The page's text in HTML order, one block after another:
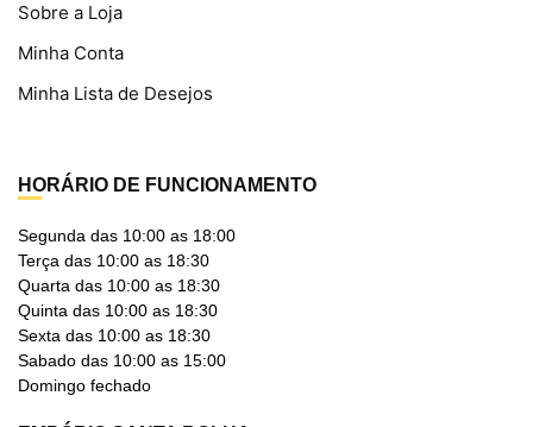
Sobre a Loja
Minha Conta
Minha Lista de Desejos
HORÁRIO DE FUNCIONAMENTO
Segunda das 10:00 as 18:00
Terça das 10:00 as 18:30
Quarta das 10:00 as 18:30
Quinta das 10:00 as 18:30
Sexta das 10:00 as 18:30
Sabado das 10:00 as 15:00
Domingo fechado